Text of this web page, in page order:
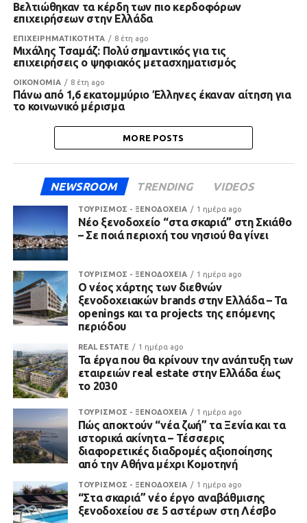
Βελτιώθηκαν τα κέρδη των πιο κερδοφόρων
επιχειρήσεων στην Ελλάδα
ΕΠΙΧΕΙΡΗΜΑΤΙΚΟΤΗΤΑ 8 έτη ago
Μιχάλης Τσαμάζ: Πολύ σημαντικός για τις
επιχειρήσεις ο ψηφιακός μετασχηματισμός
ΟΙΚΟΝΟΜΙΑ 8 έτη ago
Πάνω από 1,6 εκατομμύριο Έλληνες έκαναν αίτηση για
το κοινωνικό μέρισμα
MORE POSTS
NEWSROOM TRENDING VIDEOS
ΤΟΥΡΙΣΜΟΣ - ΞΕΝΟΔΟΧΕΙΑ 1 ημέρα ago
Νέο ξενοδοχείο “στα σκαριά” στη Σκιάθο
– Σε ποιά περιοχή του νησιού θα γίνει
ΤΟΥΡΙΣΜΟΣ - ΞΕΝΟΔΟΧΕΙΑ 1 ημέρα ago
Ο νέος χάρτης των διεθνών
ξενοδοχειακών brands στην Ελλάδα – Τα
openings και τα projects της επόμενης
περιόδου
REAL ESTATE 1 ημέρα ago
Τα έργα που θα κρίνουν την ανάπτυξη των
εταιρειών real estate στην Ελλάδα έως
το 2030
ΤΟΥΡΙΣΜΟΣ - ΞΕΝΟΔΟΧΕΙΑ 1 ημέρα ago
Πώς αποκτούν “νέα ζωή” τα Ξενία και τα
ιστορικά ακίνητα – Τέσσερις
διαφορετικές διαδρομές αξιοποίησης
από την Αθήνα μέχρι Κομοτηνή
ΤΟΥΡΙΣΜΟΣ - ΞΕΝΟΔΟΧΕΙΑ 1 ημέρα ago
“Στα σκαριά” νέο έργο αναβάθμισης
ξενοδοχείου σε 5 αστέρων στη Λέσβο